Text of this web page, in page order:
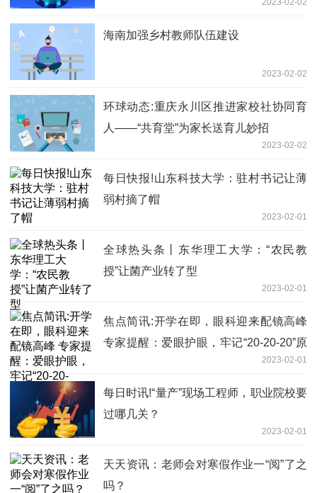
2023-02-02
海南加强乡村教师队伍建设
2023-02-02
环球动态:重庆永川区推进家校社协同育
人——“共育堂”为家长送育儿妙招
2023-02-02
每日快报!山东科技大学：驻村书记让薄
弱村摘了帽
2023-02-01
全球热头条丨东华理工大学：“农民教
授”让菌产业转了型
2023-02-01
焦点简讯:开学在即，眼科迎来配镜高峰
专家提醒：爱眼护眼，牢记“20-20-20”原
2023-02-01
每日时讯!“量产”现场工程师，职业院校要
过哪几关？
2023-02-01
天天资讯：老师会对寒假作业一“阅”了之
吗？